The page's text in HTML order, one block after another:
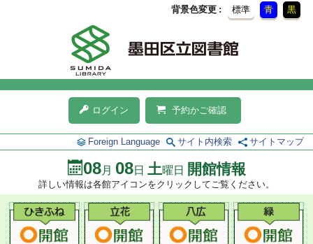
背景色変更 標準 青 黒
ログイン 予約かご確認
Foreign Language サイト内検索 サイトマップ
08月 08日 土曜日 開館情報
詳しい情報は各館アイコンをクリックしてご覧ください。